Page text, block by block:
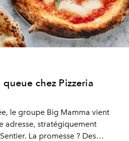
chez Pizzeria
le groupe Big Mamma vient
adresse, stratégiquement
La promesse ? Des